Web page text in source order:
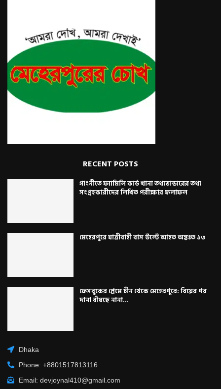
RECENT POSTS
গাংনীতে ফ্যামিলি কার্ড খানা তথ্যভান্ডারের তথ্য
সংগ্রহকারীদের লিখিত পরীক্ষার ফলাফল
মেহেরপুরে যাত্রীবাহী বাস উল্টে আহত অন্তঃত ১৩
ফেসবুকের প্রেমে চীন থেকে মেহেরপুরে: বিয়ের পর
দানা বাঁধছে নানা...
Dhaka
Phone: +8801517813116
Email: devjoynal410@gmail.com